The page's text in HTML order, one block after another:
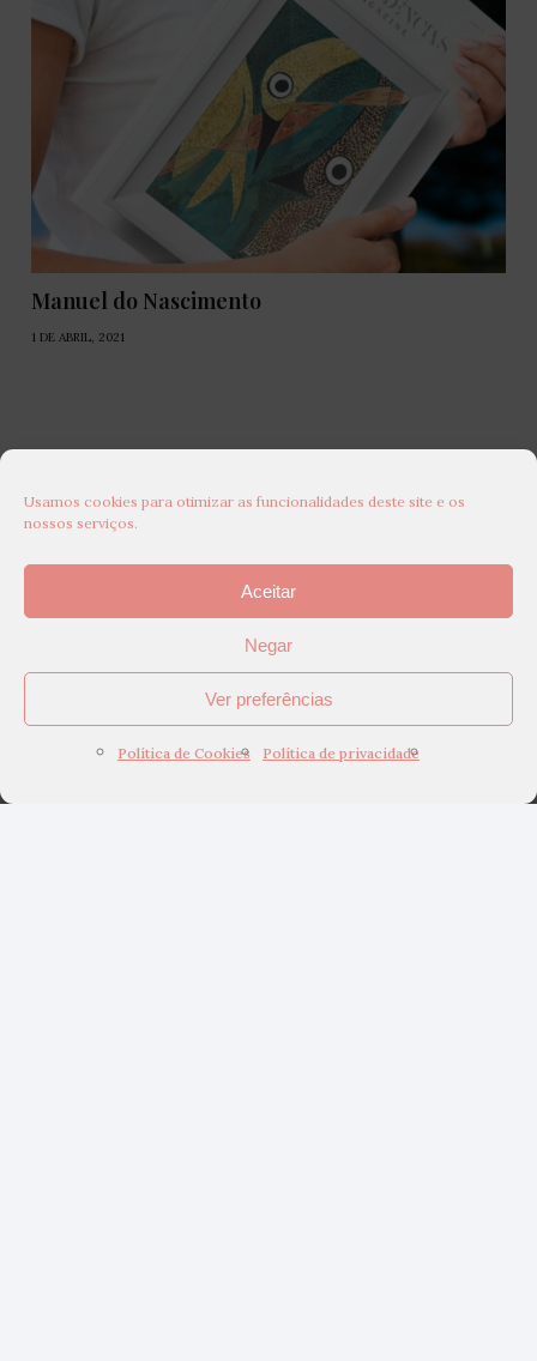
Usamos cookies para otimizar as funcionalidades deste site e os
nossos serviços.
Aceitar
Negar
Ver preferências
Política de Cookies Política de privacidade
Manuel do Nascimento
1 DE ABRIL, 2021